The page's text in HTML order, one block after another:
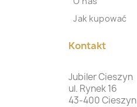
Jak kupować
Kontakt
Jubiler Cieszyn
ul. Rynek 16
43-400 Cieszyn